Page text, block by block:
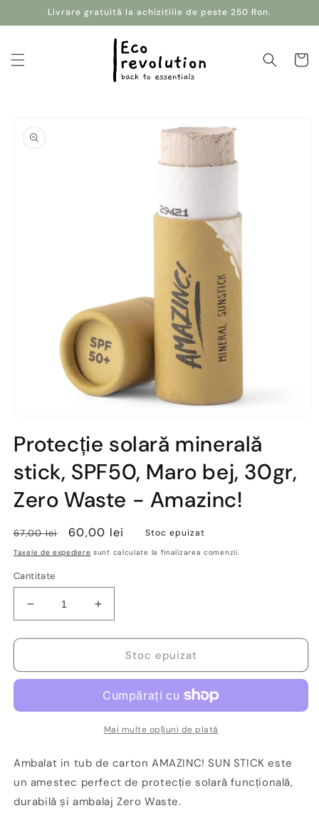
Salt la
conținut
Livrare gratuită la achizitiile de peste 250 Ron.
Coș
informațiile
despre
produs
media
1
într-
o
modală
Protecție solară minerală
stick, SPF50, Maro bej, 30gr,
Zero Waste - Amazinc!
Preț
obișnuit
67,00 lei
Preț
redus
60,00 lei Stoc epuizat
Taxele de expediere sunt calculate la finalizarea comenzii.
Cantitate
Reduceți
cantitatea
pentru
solară
SPF50,
30gr,
Waste
-
Creșteți
cantitatea
pentru
Protecție
solară
stick,
SPF50,
Maro
30gr,
Zero
Waste
-
Stoc epuizat
Mai multe opțiuni de plată
Ambalat in tub de carton AMAZINC! SUN STICK este
un amestec perfect de protecție solară funcțională,
durabilă și ambalaj Zero Waste.